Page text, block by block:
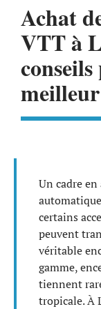
Achat
VTT à
Un cadre
certains
peuvent
véritable
gamme,
tiennent
tropicale. À